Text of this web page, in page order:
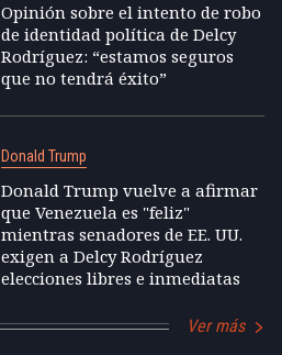
Opinión sobre el intento de robo
de identidad política de Delcy
Rodríguez: “estamos seguros
que no tendrá éxito”
Donald Trump
Donald Trump vuelve a afirmar
que Venezuela es "feliz"
mientras senadores de EE. UU.
exigen a Delcy Rodríguez
elecciones libres e inmediatas
Ver más